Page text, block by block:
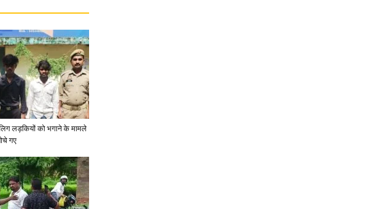
लड़कियों को भगाने के मामले
गए